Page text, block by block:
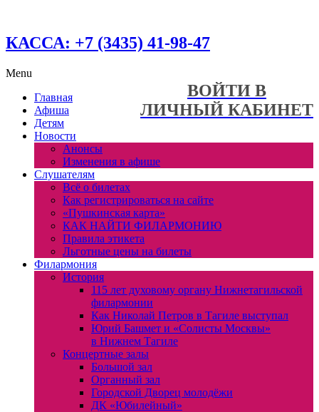
КАССА: +7 (3435) 41-98-47
ВОЙТИ В
ЛИЧНЫЙ КАБИНЕТ
Menu
Главная
Афиша
Детям
Новости
Анонсы
Изменения в афише
Слушателям
Всё о билетах
Как регистрироваться на сайте
«Пушкинская карта»
КАК НАЙТИ ФИЛАРМОНИЮ
Правила этикета
Льготные цены на билеты
Филармония
История
115 лет духовому органу Нижнетагильской
филармонии
Как Николай Петров в Тагиле выступал
Юрий Башмет и «Солисты Москвы»
в Нижнем Тагиле
Концертные залы
Большой зал
Органный зал
Городской Дворец молодёжи
ДК «Юбилейный»